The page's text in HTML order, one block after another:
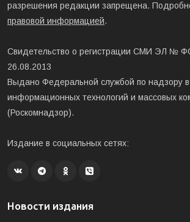
разрешения редакции запрещена.
правовой информацией.
Свидетельство о регистрации СМИ ЭЛ №
26.08.2013
Выдано Федеральной службой по надзору
информационных технологий и массовых
(Роскомнадзор).
Издание в социальных сетях:
Новости издания